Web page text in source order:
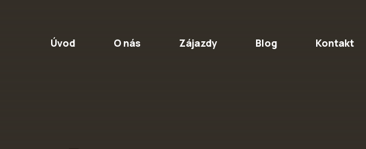
Úvod O nás Zájazdy Blog Kontakt